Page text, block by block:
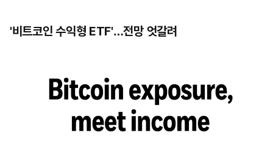
'비트코인 수익형 ETF'…전망 엇갈려